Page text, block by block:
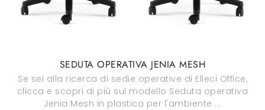
SEDUTA OPERATIVA JENIA MESH
Se sei alla ricerca di sedie operative di Elleci Office,
clicca e scopri di più sul modello Seduta operativa
Jenia Mesh in plastica per l'ambiente ...